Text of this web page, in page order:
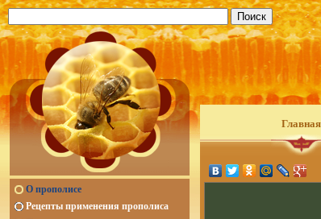
О прополисе
Рецепты применения прополиса
Главная